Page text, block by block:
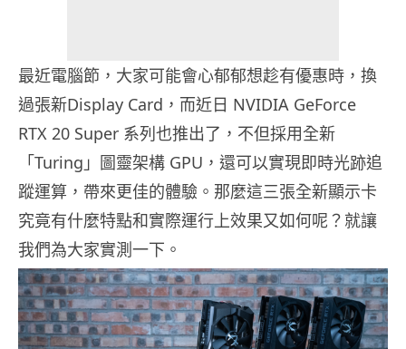
最近電腦節，大家可能會心郁郁想趁有優惠時，換
過張新Display Card，而近日 NVIDIA GeForce
RTX 20 Super 系列也推出了，不但採用全新
「Turing」圖靈架構 GPU，還可以實現即時光跡追
蹤運算，帶來更佳的體驗。那麼這三張全新顯示卡
究竟有什麼特點和實際運行上效果又如何呢？就讓
我們為大家實測一下。